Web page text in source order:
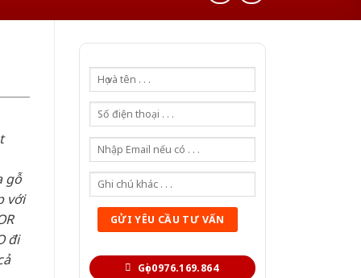
Gọi 0976.169.864
gỗ
với
đi